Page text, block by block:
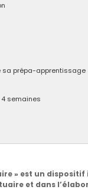
prépa-apprentissage
semaines
» est un dispositif
et dans